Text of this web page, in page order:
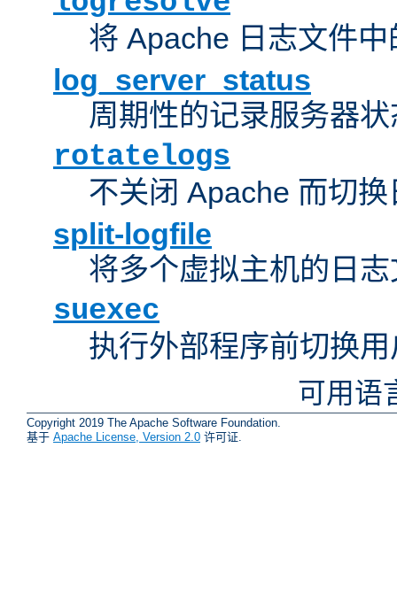
将 Apache 日志文件
log_server_status
周期性的记录服务器
rotatelogs
不关闭 Apache 而切
split-logfile
将多个虚拟主机的日
suexec
执行外部程序前切换
可用语
Copyright 2019 The Apache Software Foundation.
基于 Apache License, Version 2.0 许可证.